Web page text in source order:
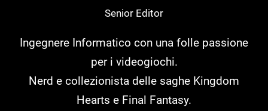
Senior Editor
Ingegnere Informatico con una folle passione
per i videogiochi.
Nerd e collezionista delle saghe Kingdom
Hearts e Final Fantasy.